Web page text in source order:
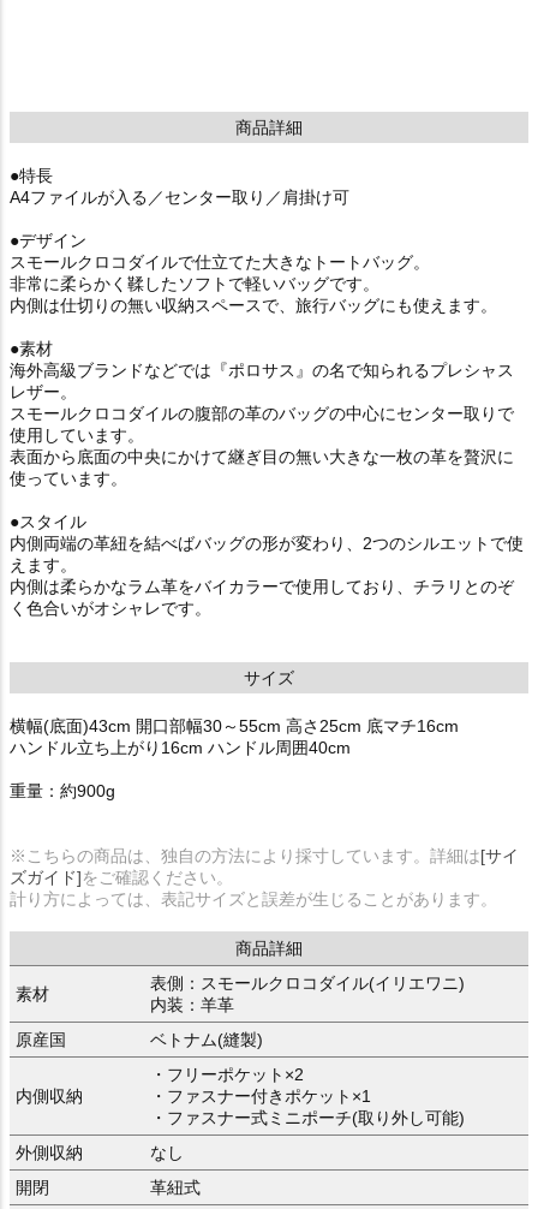
商品詳細
●特長
A4ファイルが入る／センター取り／肩掛け可
●デザイン
スモールクロコダイルで仕立てた大きなトートバッグ。
非常に柔らかく鞣したソフトで軽いバッグです。
内側は仕切りの無い収納スペースで、旅行バッグにも使えます。
●素材
海外高級ブランドなどでは『ポロサス』の名で知られるプレシャス
レザー。
スモールクロコダイルの腹部の革のバッグの中心にセンター取りで
使用しています。
表面から底面の中央にかけて継ぎ目の無い大きな一枚の革を贅沢に
使っています。
●スタイル
内側両端の革紐を結べばバッグの形が変わり、2つのシルエットで使
えます。
内側は柔らかなラム革をバイカラーで使用しており、チラリとのぞ
く色合いがオシャレです。
サイズ
横幅(底面)43cm 開口部幅30～55cm 高さ25cm 底マチ16cm
ハンドル立ち上がり16cm ハンドル周囲40cm
重量：約900g
※こちらの商品は、独自の方法により採寸しています。詳細は[サイ
ズガイド]をご確認ください。
計り方によっては、表記サイズと誤差が生じることがあります。
商品詳細
素材
表側：スモールクロコダイル(イリエワニ)
内装：羊革
原産国
ベトナム(縫製)
内側収納
・フリーポケット×2
・ファスナー付きポケット×1
・ファスナー式ミニポーチ(取り外し可能)
外側収納
なし
開閉
革紐式